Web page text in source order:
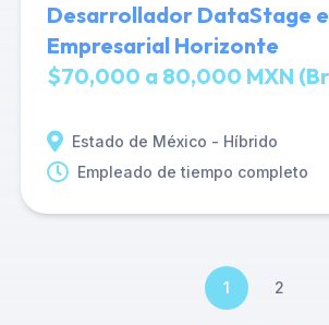
Desarrollador DataStage
Empresarial Horizonte
$70,000 a 80,000 MXN
Estado de México - Híbrido
Empleado de tiempo completo
1 2